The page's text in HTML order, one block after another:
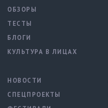
ОБЗОРЫ
ТЕСТЫ
БЛОГИ
КУЛЬТУРА В ЛИЦАХ
НОВОСТИ
СПЕЦПРОЕКТЫ